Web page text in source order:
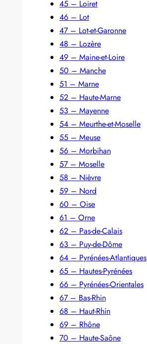
45 – Loiret
46 – Lot
47 – Lot-et-Garonne
48 – Lozère
49 – Maine-et-Loire
50 – Manche
51 – Marne
52 – Haute-Marne
53 – Mayenne
54 – Meurthe-et-Moselle
55 – Meuse
56 – Morbihan
57 – Moselle
58 – Nièvre
59 – Nord
60 – Oise
61 – Orne
62 – Pas-de-Calais
63 – Puy-de-Dôme
64 – Pyrénées-Atlantiques
65 – Hautes-Pyrénées
66 – Pyrénées-Orientales
67 – Bas-Rhin
68 – Haut-Rhin
69 – Rhône
70 – Haute-Saône